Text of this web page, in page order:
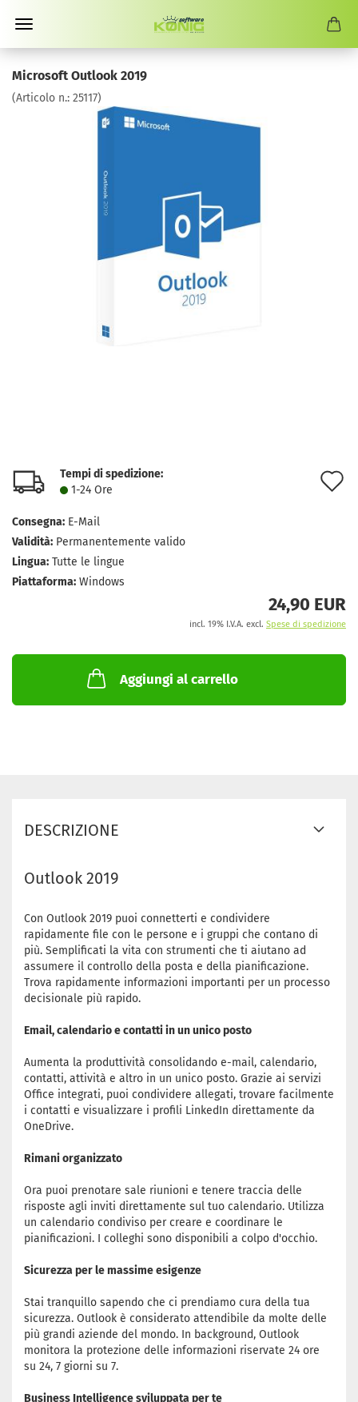
Microsoft Outlook 2019
(Articolo n.: 25117)
Tempi di spedizione:
1-24 Ore
Consegna: E-Mail
Validità: Permanentemente valido
Lingua: Tutte le lingue
Piattaforma: Windows
24,90 EUR
incl. 19% I.V.A. excl. Spese di spedizione
Aggiungi al carrello
DESCRIZIONE
Outlook 2019
Con Outlook 2019 puoi connetterti e condividere
rapidamente file con le persone e i gruppi che contano di
più. Semplificati la vita con strumenti che ti aiutano ad
assumere il controllo della posta e della pianificazione.
Trova rapidamente informazioni importanti per un processo
decisionale più rapido.
Email, calendario e contatti in un unico posto
Aumenta la produttività consolidando e-mail, calendario,
contatti, attività e altro in un unico posto. Grazie ai servizi
Office integrati, puoi condividere allegati, trovare facilmente
i contatti e visualizzare i profili LinkedIn direttamente da
OneDrive.
Rimani organizzato
Ora puoi prenotare sale riunioni e tenere traccia delle
risposte agli inviti direttamente sul tuo calendario. Utilizza
un calendario condiviso per creare e coordinare le
pianificazioni. I colleghi sono disponibili a colpo d'occhio.
Sicurezza per le massime esigenze
Stai tranquillo sapendo che ci prendiamo cura della tua
sicurezza. Outlook è considerato attendibile da molte delle
più grandi aziende del mondo. In background, Outlook
monitora la protezione delle informazioni riservate 24 ore
su 24, 7 giorni su 7.
Business Intelligence sviluppata per te